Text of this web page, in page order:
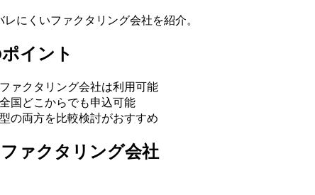
にくいファクタリング会社を紹介。
イント
ァクタリング会社は利用可能
国どこからでも申込可能
の両方を比較検討がおすすめ
ァクタリング会社